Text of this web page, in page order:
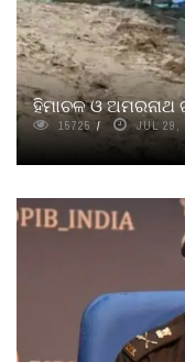
ହିମାଚଳ ଓ ଅମରନାଥ
15725 JUL 29,